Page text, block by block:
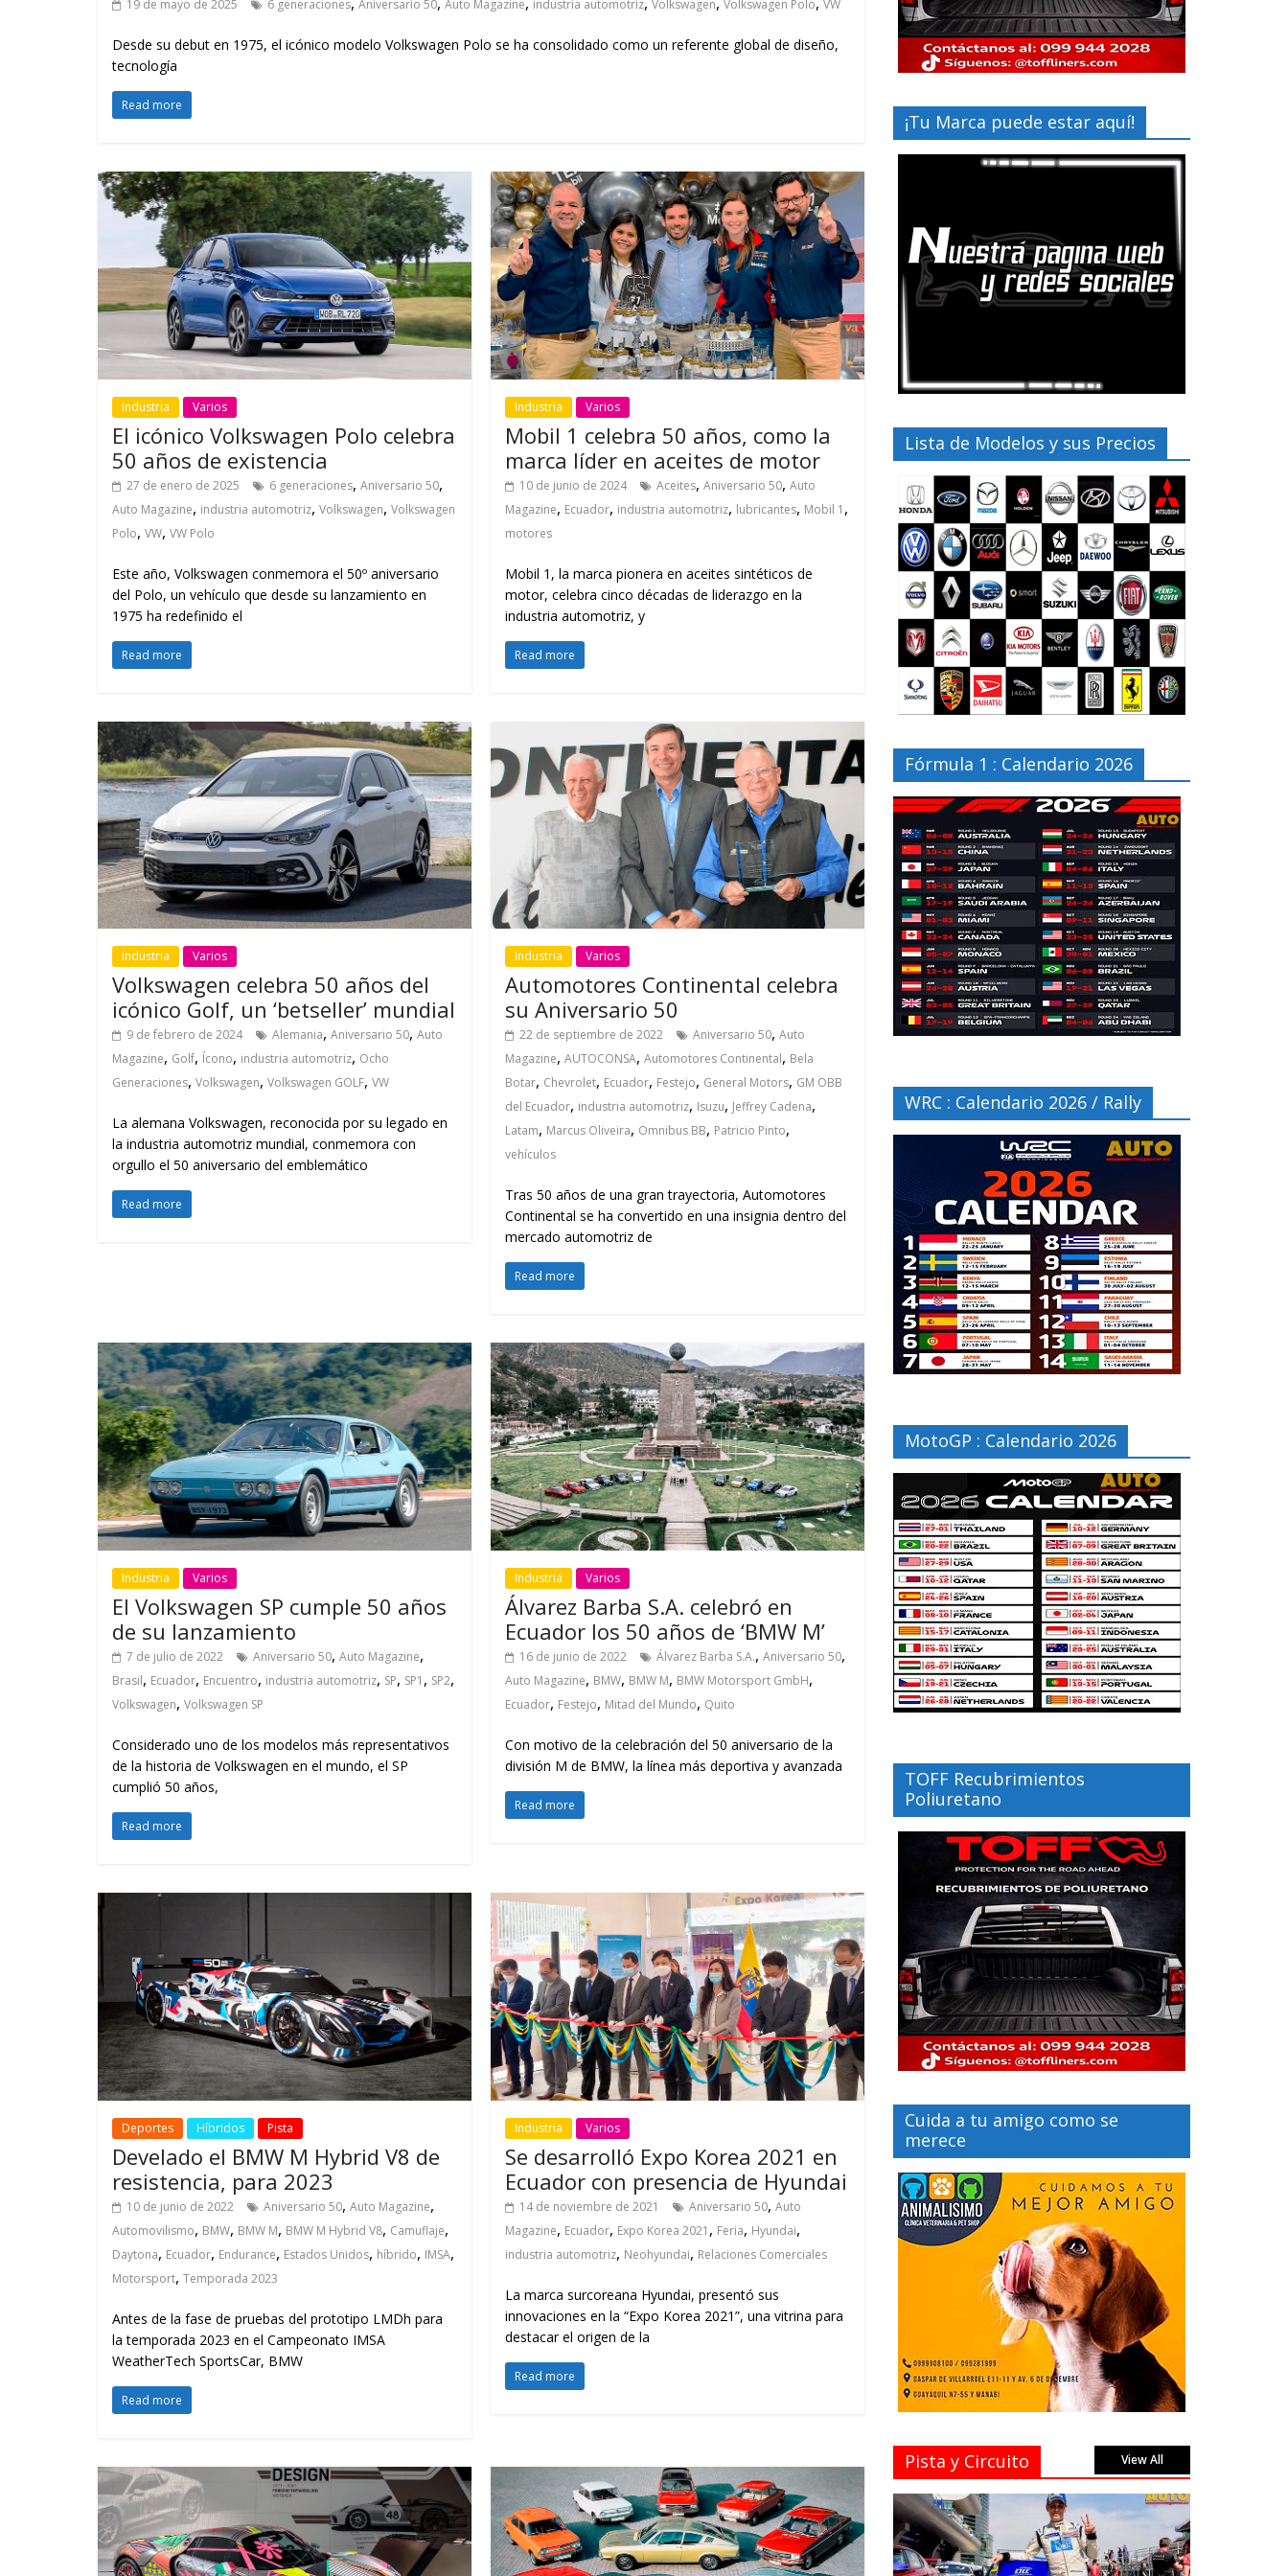
19 de mayo de 2025 6 generaciones Aniversario 50 Auto Magazine industria automotriz Volkswagen Volkswagen Polo VW
Desde su debut en 1975, el icónico modelo Volkswagen Polo se ha consolidado como un referente global de diseño,
tecnología
Read more
Industria Varios
El icónico Volkswagen Polo celebra
50 años de existencia
27 de enero de 2025 6 generaciones, Aniversario 50,
Auto Magazine, industria automotriz, Volkswagen, Volkswagen
Polo, VW, VW Polo
Este año, Volkswagen conmemora el 50º aniversario
del Polo, un vehículo que desde su lanzamiento en
1975 ha redefinido el
Read more
Industria Varios
Mobil 1 celebra 50 años, como la
marca líder en aceites de motor
10 de junio de 2024 Aceites,Aniversario 50,Auto
Magazine, Ecuador, industria automotriz, lubricantes, Mobil 1 ,
motores
Mobil 1, la marca pionera en aceites sintéticos de
motor, celebra cinco décadas de liderazgo en la
industria automotriz, y
Read more
Industria Varios
Volkswagen celebra 50 años del
icónico Golf, un ‘betseller’ mundial
9 de febrero de 2024 Alemania, Aniversario 50, Auto
Magazine, Golf, Ícono, industria automotriz, Ocho
Generaciones, Volkswagen, Volkswagen GOLF, VW
La alemana Volkswagen, reconocida por su legado en
la industria automotriz mundial, conmemora con
orgullo el 50 aniversario del emblemático
Read more
Industria Varios
Automotores Continental celebra
su Aniversario 50
22 de septiembre de 2022 Aniversario 50,Auto
Magazine,AUTOCONSA,Automotores Continental, Bela
Botar, Chevrolet, Ecuador, Festejo, General Motors, GM OBB
del Ecuador, industria automotriz, Isuzu, Jeffrey Cadena,
Latam, Marcus Oliveira, Omnibus BB, Patricio Pinto,
vehículos
Tras 50 años de una gran trayectoria, Automotores
Continental se ha convertido en una insignia dentro del
mercado automotriz de
Read more
Industria Varios
El Volkswagen SP cumple 50 años
de su lanzamiento
7 de julio de 2022 Aniversario 50, Auto Magazine,
Brasil, Ecuador, Encuentro, industria automotriz, SP, SP1 , SP2,
Volkswagen, Volkswagen SP
Considerado uno de los modelos más representativos
de la historia de Volkswagen en el mundo, el SP
cumplió 50 años,
Read more
Industria Varios
Álvarez Barba S.A. celebró en
Ecuador los 50 años de ‘BMW M’
16 de junio de 2022 Álvarez Barba S.A.,Aniversario 50,
Auto Magazine, BMW, BMW M, BMW Motorsport GmbH,
Ecuador, Festejo, Mitad del Mundo, Quito
Con motivo de la celebración del 50 aniversario de la
división M de BMW, la línea más deportiva y avanzada
Read more
Deportes Híbridos Pista
Develado el BMW M Hybrid V8 de
resistencia, para 2023
10 de junio de 2022 Aniversario 50, Auto Magazine,
Automovilismo, BMW, BMW M, BMW M Hybrid V8, Camuflaje,
Daytona, Ecuador, Endurance, Estados Unidos, híbrido, IMSA,
Motorsport, Temporada 2023
Antes de la fase de pruebas del prototipo LMDh para
la temporada 2023 en el Campeonato IMSA
WeatherTech SportsCar, BMW
Read more
Industria Varios
Se desarrolló Expo Korea 2021 en
Ecuador con presencia de Hyundai
14 de noviembre de 2021 Aniversario 50,Auto
Magazine, Ecuador, Expo Korea 2021 , Feria, Hyundai,
industria automotriz, Neohyundai, Relaciones Comerciales
La marca surcoreana Hyundai, presentó sus
innovaciones en la “Expo Korea 2021”, una vitrina para
destacar el origen de la
Read more
¡Tu Marca puede estar aquí!
Lista de Modelos y sus Precios
Fórmula 1 : Calendario 2026
WRC : Calendario 2026 / Rally
MotoGP : Calendario 2026
TOFF Recubrimientos
Poliuretano
Cuida a tu amigo como se
merece
Pista y Circuito View All